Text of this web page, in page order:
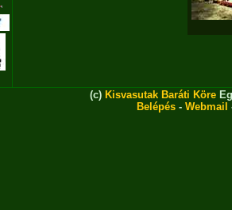
(c) Kisvasutak Baráti Köre
Belépés - Webmail